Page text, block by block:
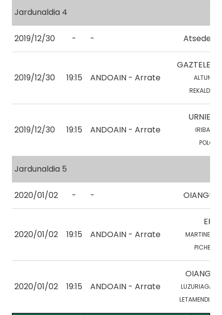
Jardunaldia 4
2019/12/30 - - Atsedena
2019/12/30 19:15 ANDOAIN - Arrate
GAZTELEKU
ALTUNA, I.
REKALDE, A.
2019/12/30 19:15 ANDOAIN - Arrate
URNIETA
IRIBAR, E.
POLO, J.
Jardunaldia 5
2020/01/02 - - OIANGU 2
2020/01/02 19:15 ANDOAIN - Arrate
EPLE
MARTINEZ, Y.
PICHEL, R.
2020/01/02 19:15 ANDOAIN - Arrate
OIANGU 1
LUZURIAGA, A.
LETAMENDIA, Z.